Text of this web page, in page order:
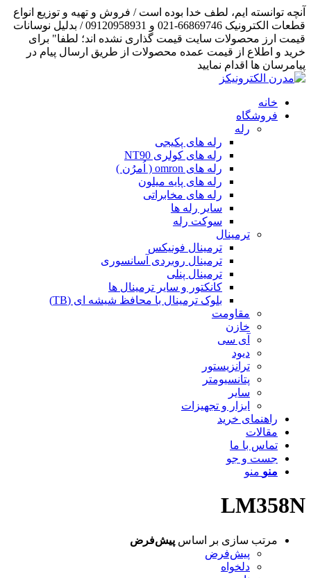
آنچه توانسته ایم، لطف خدا بوده است / فروش و تهیه و توزیع انواع
قطعات الکترونیک 66869746-021 و 09120958931 / بدلیل نوسانات
قیمت ارز محصولات سایت قیمت گذاری نشده اند؛ لطفا" برای
خرید و اطلاع از قیمت عمده محصولات از طریق ارسال پیام در
پیامرسان ها اقدام نمایید
خانه
فروشگاه
رله
رله های پکیجی
رله های کولری NT90
رله های omron ( اُمرُن )
رله های پایه میلون
رله های مخابراتی
سایر رله ها
سوکت رله
ترمینال
ترمینال فونیکس
ترمینال روبردی آسانسوری
ترمینال پنلی
کانکتور و سایر ترمینال ها
بلوک ترمینال با محافظ شیشه ای (TB)
مقاومت
خازن
آی سی
دیود
ترانزیستور
پتانسیومتر
سایر
ابزار و تجهیزات
راهنمای خرید
مقالات
تماس با ما
جست و جو
منو منو
LM358N
مرتب سازی بر اساس پیش‌فرض
پیش‌فرض
دلخواه